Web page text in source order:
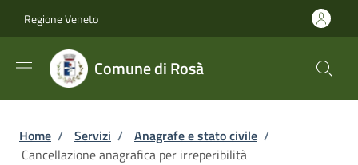
Regione Veneto
Comune di Rosà
Briciole di pane
Home / Servizi / Anagrafe e stato civile /
Cancellazione anagrafica per irreperibilità